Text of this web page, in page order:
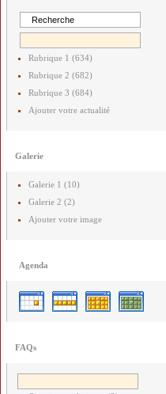
Rubrique 1 (634)
Rubrique 2 (682)
Rubrique 3 (684)
Ajouter votre actualité
Galerie
Galerie 1 (10)
Galerie 2 (2)
Ajouter votre image
Agenda
FAQs